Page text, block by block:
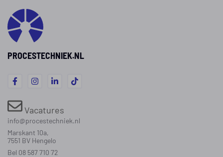
PROCESTECHNIEK.NL
Vacatures
info@procestechniek.nl
Marskant 10a,
7551 BV Hengelo
Bel 08 587 710 72